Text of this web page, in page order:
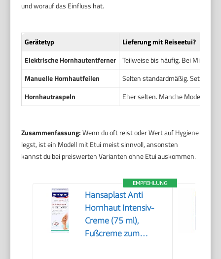
und worauf das Einfluss hat.
Gerätetyp Lieferung mitReiseetui?
Elektrische Hornhautentferner
Teilweise bis häufig. Bei Mittel-
Manuelle Hornhautfeilen
Selten standardmäßig. Sets mit
Hornhautraspeln
Eher selten. Manche Modelle
Zusammenfassung:Wenn du oft reist oder Wert auf Hygiene
legst, ist ein Modell mit Etui meist sinnvoll, ansonsten
kannst du bei preiswerten Varianten ohne Etui auskommen.
EMPFEHLUNG
Hansaplast Anti
Hornhaut Intensiv-
Creme (75 ml),
Fußcreme zum